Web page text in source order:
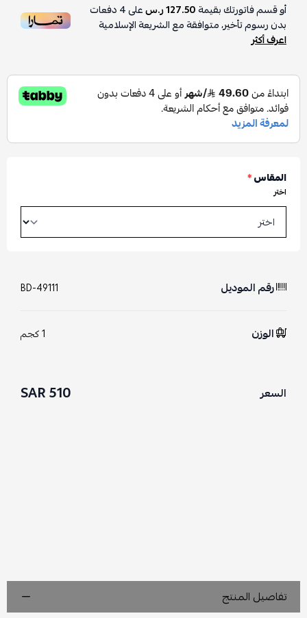
أو قسم فاتورتك بقيمة127.50 ر.س على4دفعات
بدون رسوم تأخير، متوافقة مع الشريعة الإسلامية
اعرف أكثر
المقاس*
اختر
رقم الموديل BD-49111
الوزن 1 كجم
السعر 510 SAR
تفاصيل المنتج